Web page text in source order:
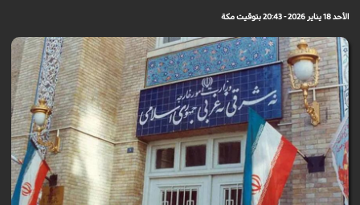
الأحد 18 يناير 2026 - 20:43 بتوقيت مكة